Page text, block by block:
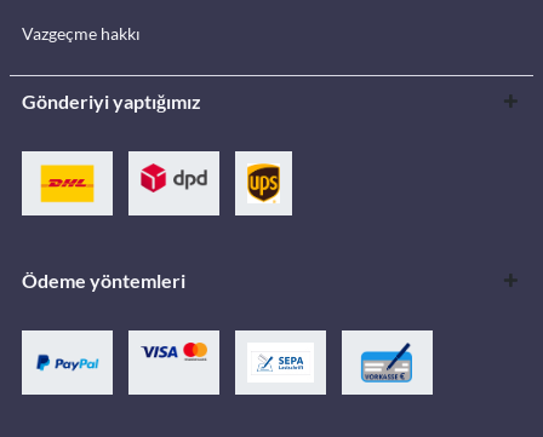
Vazgeçme hakkı
Gönderiyi yaptığımız
Ödeme yöntemleri